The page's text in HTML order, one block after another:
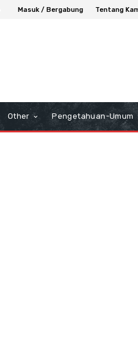
Masuk / Bergabung Tentang
Other Pengetahuan-Umum